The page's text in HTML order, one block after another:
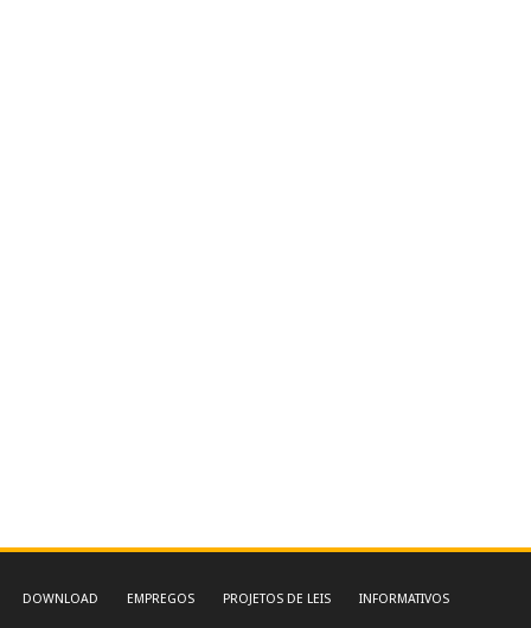
DOWNLOAD EMPREGOS PROJETOS DE LEIS INFORMATIVOS